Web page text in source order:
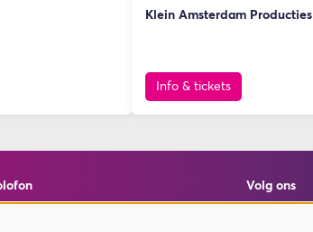
Klein Amsterdam Producties
Info & tickets
Volg ons